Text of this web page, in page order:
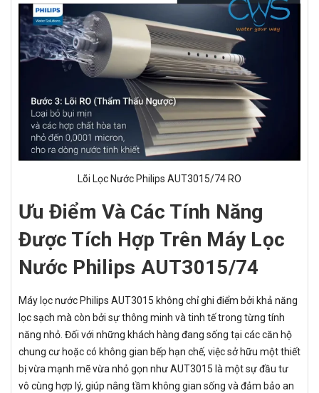
Lõi Lọc Nước Philips AUT3015/74 RO
Ưu Điểm Và Các Tính Năng
Được Tích Hợp Trên Máy Lọc
Nước Philips AUT3015/74
Máy lọc nước Philips AUT3015 không chỉ ghi điểm bởi khả năng
lọc sạch mà còn bởi sự thông minh và tinh tế trong từng tính
năng nhỏ. Đối với những khách hàng đang sống tại các căn hộ
chung cư hoặc có không gian bếp hạn chế, việc sở hữu một thiết
bị vừa mạnh mẽ vừa nhỏ gọn như AUT3015 là một sự đầu tư
vô cùng hợp lý, giúp nâng tầm không gian sống và đảm bảo an